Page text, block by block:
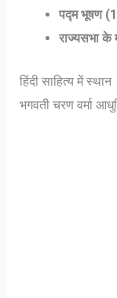
पद्म भूषण
राज्यसभा के
हिंदी साहित्य में स्थान
भगवती चरण वर्मा